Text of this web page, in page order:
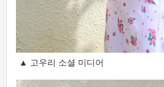
▲ 고우리 소셜 미디어